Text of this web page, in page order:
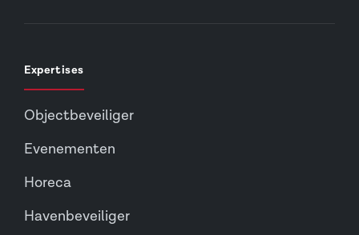
Expertises
Objectbeveiliger
Evenementen
Horeca
Havenbeveiliger